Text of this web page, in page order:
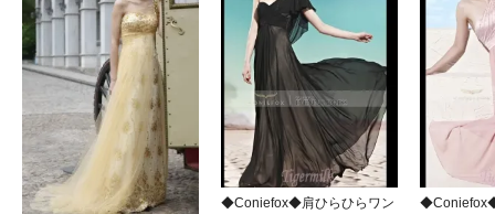
◆Coniefox◆肩ひらひらワン